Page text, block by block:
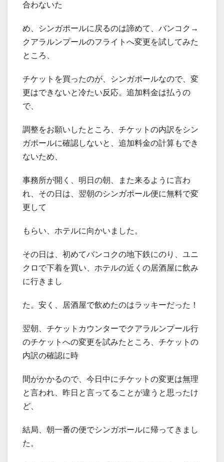
合わないた
め、シンガポールに戻るのは諦めて、バンコク→
クアラルンプールのフライトへ変更を試してみた
ところ、
チケットを買ったのが、シンガポールなので、変
更はできないと冷たい反応。追加料金は払うの
で、
調整をお願いしたところ、チケットの内訳をシン
ガポールに確認しないと、追加料金の計算もでき
ないため、
事務所が開く、明日の朝、また来るように言わ
れ、その日は、翌朝のシンガポール便に無料で変
更して
もらい、ホテルに向かいました。
その日は、初めてバンコクの地下鉄にのり、ユニ
クロで下着を買い、ホテルの近くの居酒屋に飲み
に行きまし
た。安く、居酒屋で飲めたのはラッキーだった！
翌朝、チケットカウンターでクアラルンプール行
のチケットへの変更を試みたところ、チケットの
内訳の確認に時
間がかかるので、今日中にチケットの変更は無理
と言われ、昨日と言ってることが違うと思ったけ
ど、
結局、朝一番の便でシンガポールに帰ってきまし
た。